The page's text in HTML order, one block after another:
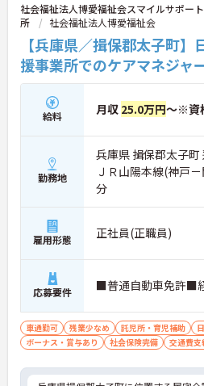
社会福祉法人博愛福祉会スマイルサポー
所
社会福祉法人博愛福祉会
【兵庫県／揖保郡太子町
援事業所でのケアマネジャ
給料 月収 25.0万円～※資
勤務地
兵庫県 揖保郡太子
ＪＲ山陽本線(神戸
分
雇用形態 正社員(正職員)
応募要件 ■普通自動車免許■
車通勤可 残業少なめ 託児所・育児補助
ボーナス・賞与あり
社会保険完備 交通費支